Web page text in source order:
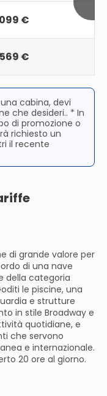
€
€
cabina, devi
che desideri.. * In
di promozione o
richiesto un
il recente
di grande valore per
di una nave
della categoria
le piscine, una
e strutture
in stile Broadway e
quotidiane, e
che servono
e internazionale.
20 ore al giorno.